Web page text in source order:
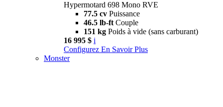
Hypermotard 698 Mono RVE
77.5 cv Puissance
46.5 lb-ft Couple
151 kg Poids à vide (sans carburant)
16 995 $ i
Configurez En Savoir Plus
Monster